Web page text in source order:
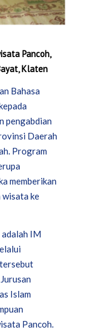
Pancoh,
Klaten
Bahasa
pengabdian
Daerah
Program
memberikan
wisata ke
IM
Islam
Pancoh.